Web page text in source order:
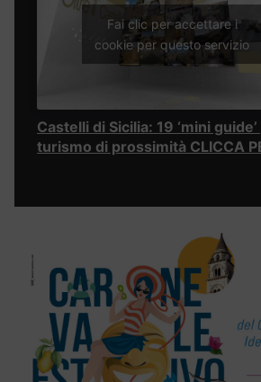
Fai clic per accettare i
cookie per questo servizio
Castelli di Sicilia: 19 ‘mini
turismo di prossimità CLICCA